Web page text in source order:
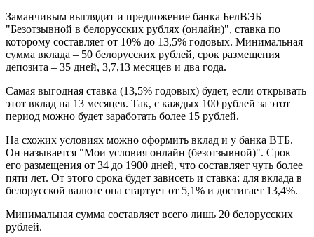
Заманчивым выглядит и предложение банка БелВЭБ
"Безотзывной в белорусских рублях (онлайн)", ставка по
которому составляет от 10% до 13,5% годовых. Минимальная
сумма вклада – 50 белорусских рублей, срок размещения
депозита – 35 дней, 3,7,13 месяцев и два года.
Самая выгодная ставка (13,5% годовых) будет, если открывать
этот вклад на 13 месяцев. Так, с каждых 100 рублей за этот
период можно будет заработать более 15 рублей.
На схожих условиях можно оформить вклад и у банка ВТБ.
Он называется "Мои условия онлайн (безотзывной)". Срок
его размещения от 34 до 1900 дней, что составляет чуть более
пяти лет. От этого срока будет зависеть и ставка: для вклада в
белорусской валюте она стартует от 5,1% и достигает 13,4%.
Минимальная сумма составляет всего лишь 20 белорусских
рублей.